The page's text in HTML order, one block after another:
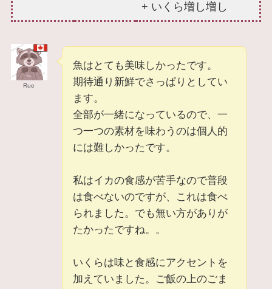
+ いくら増し増し
Rue
魚はとても美味しかったです。
期待通り新鮮でさっぱりとしてい
ます。
全部が一緒になっているので、一
つ一つの素材を味わうのは個人的
には難しかったです。
私はイカの食感が苦手なので普段
は食べないのですが、これは食べ
られました。でも無い方がありが
たかったですね。。
いくらは味と食感にアクセントを
加えていました。ご飯の上のごま